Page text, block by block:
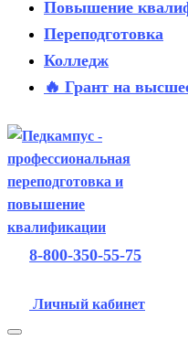
Повышение
Переподготовка
Колледж
🔥 Грант на
8-800-350-55-75
Личный кабинет